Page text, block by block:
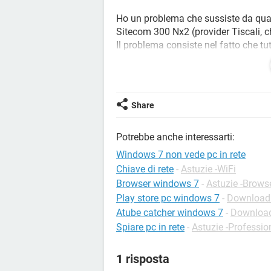
Ho un problema che sussiste da
Sitecom 300 Nx2 (provider Tiscali,
Il problema consiste nel fatto che
richiedono la password e fanno
contattare ik server".
internet, appare un'enorme x rossa
accesso viene identificato come
di risoluzione dei problemi non è
rivolgo qui).
Controllando lo stato di
e conn. IPv6 con accanto "nessun
potrebbe essere nel fatto che non
Share
Potrebbe anche interessarti:
Windows 7 non vede pc in rete
Chiave di rete - Astuzie -WiFi
Browser windows 7 - Astuzie -
Play store pc windows 7 -
Atube catcher windows 7 -
Spiare pc in rete - Astuzie -
1 risposta